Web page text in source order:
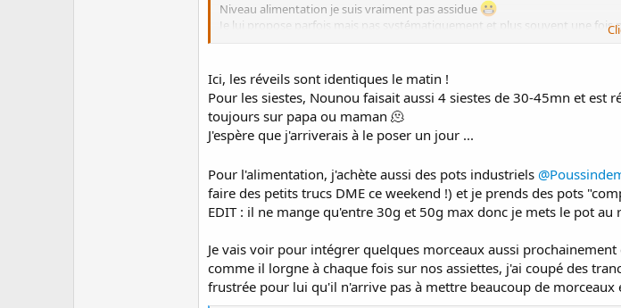
Niveau alimentation je suis vraiment pas assidue
Je lui propose parfois mais pas systématiquement et plus souvent une
Certaines ont débuté ?
Ici, les réveils sont identiques le matin !
Pour les siestes, Nounou faisait aussi 4 siestes de 30-45mn et est
toujours sur papa ou maman 🫠
J'espère que j'arriverais à le poser un jour ...
Pour l'alimentation, j'achète aussi des pots industriels
faire des petits trucs DME ce weekend !) et je prends des pots
EDIT : il ne mange qu'entre 30g et 50g max donc je mets le pot
Je vais voir pour intégrer quelques morceaux aussi
comme il lorgne à chaque fois sur nos assiettes, j'ai coupé des
frustrée pour lui qu'il n'arrive pas à mettre beaucoup de morceaux